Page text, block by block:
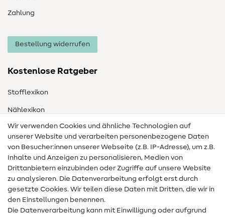
Zahlung
Bestellung widerrufen
Kostenlose Ratgeber
Stofflexikon
Nählexikon
Nähanleitungen
Hilfe & Kontakt
Kontakt
Infos zum Betreiberwechsel
Wir verwenden Cookies und ähnliche Technologien auf
unserer Website und verarbeiten personenbezogene Daten
von Besucher:innen unserer Webseite (z.B. IP-Adresse), um z.B.
Inhalte und Anzeigen zu personalisieren, Medien von
Drittanbietern einzubinden oder Zugriffe auf unsere Website
zu analysieren. Die Datenverarbeitung erfolgt erst durch
gesetzte Cookies. Wir teilen diese Daten mit Dritten, die wir in
den Einstellungen benennen.
Die Datenverarbeitung kann mit Einwilligung oder aufgrund